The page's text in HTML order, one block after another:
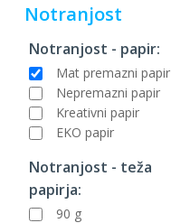
Notranjost
Notranjost - papir:
Mat premazni papir
Nepremazni papir
Kreativni papir
EKO papir
Notranjost - teža
papirja:
90 g